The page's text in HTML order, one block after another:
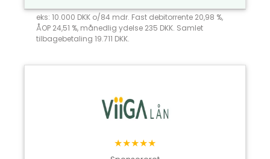
eks: 10.000 DKK o/84 mdr. Fast debitorrente 20,98 %,
ÅOP 24,51 %, månedlig ydelse 235 DKK. Samlet
tilbagebetaling 19.711 DKK.
★★★★★